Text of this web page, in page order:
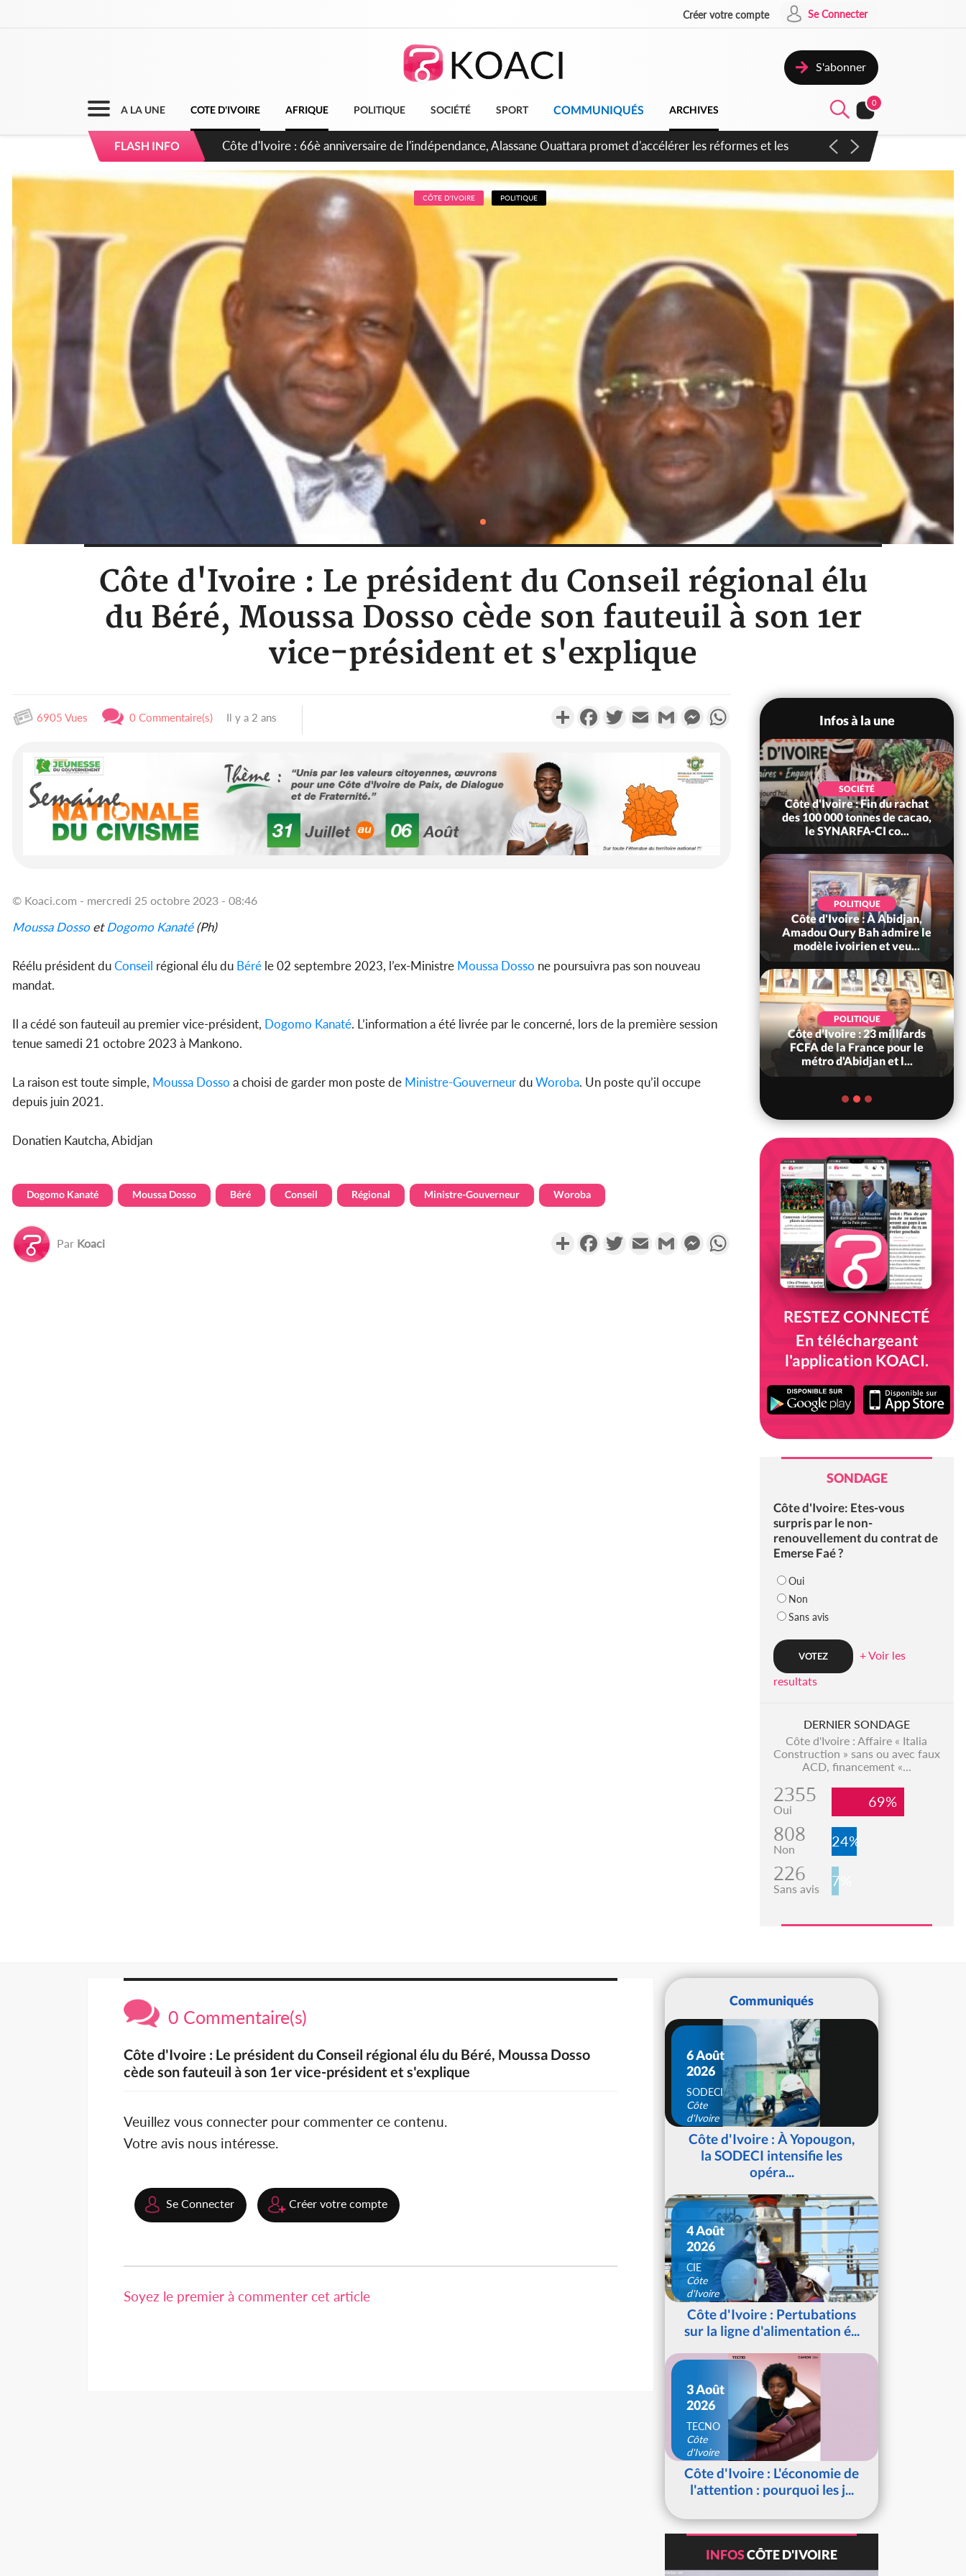
Créer votre compte Se Connecter
S'abonner
A LA UNE COTE D'IVOIRE AFRIQUE POLITIQUE SOCIÉTÉ SPORT COMMUNIQUÉS ARCHIVES
0
FLASH INFO
Côte d'Ivoire : À Abidjan, Amadou Oury Bah admire le modèle ivoirien et veut s'en inspirer pour accélérer le
développement de la Guinée
CÔTE D'IVOIRE POLITIQUE
Côte d'Ivoire : Le président du Conseil régional élu
du Béré, Moussa Dosso cède son fauteuil à son 1er
vice-président et s'explique
6905 Vues 0 Commentaire(s) Il y a 2 ans PartagerFacebookTwitterEmail Gmail MessengerWhatsApp
© Koaci.com - mercredi 25 octobre 2023 - 08:46
Moussa DossoetDogomo Kanaté(Ph)
Réélu président duConseil régional élu du Béré le 02 septembre 2023, l’ex-Ministre Moussa Dosso ne poursuivra pas son nouveau
mandat.
Il a cédé son fauteuil au premier vice-président, Dogomo Kanaté. L’information a été livrée par le concerné, lors de la première session
tenue samedi 21 octobre 2023 à Mankono.
La raison est toute simple, Moussa Dosso a choisi de garder mon poste de Ministre-GouverneurduWoroba. Un poste qu’il occupe
depuis juin 2021.
Donatien Kautcha, Abidjan
Dogomo Kanaté Moussa Dosso Béré Conseil Régional Ministre-Gouverneur Woroba
Par Koaci PartagerFacebookTwitterEmail Gmail MessengerWhatsApp
Infos à la une
POLITIQUE
Côte d'Ivoire : Fête nationale,
Alassane Ouattara accorde
la grâce à 4 661...
POLITIQUE
Côte d'Ivoire : Décrispation ?
SOCIÉTÉ
Côte d'Ivoire : Fin du rachat
des 100 000 tonnes de cacao,
le SYNARFA-CI co...
POLITIQUE
Côte d'Ivoire : À Abidjan,
Amadou Oury Bah admire le
modèle ivoirien et veu...
POLITIQUE
Côte d'Ivoire : 23 milliards
FCFA de la France pour le
métro d'Abidjan et l...
RESTEZ CONNECTÉ
En téléchargeant
l'application KOACI.
SONDAGE
Côte d'Ivoire: Etes-vous
surpris par le non-
renouvellement du contrat de
Emerse Faé ?
Oui
Non
Sans avis
+ Voir les
resultats
DERNIER SONDAGE
Côte d'Ivoire : Affaire « Italia
Construction » sans ou avec faux
ACD, financement «...
2355
Oui 69%
808
Non 24%
226
Sans avis 7%
0 Commentaire(s)
Côte d'Ivoire : Le président du Conseil régional élu du Béré, Moussa Dosso
cède son fauteuil à son 1er vice-président et s'explique
Veuillez vous connecter pour commenter ce contenu.
Votre avis nous intéresse.
Se Connecter Créer votre compte
Soyez le premier à commenter cet article
Communiqués
6 Août
2026
SODECI
Côte
d'Ivoire
Côte d'Ivoire : À Yopougon,
la SODECI intensifie les
opéra...
4 Août
2026
CIE
Côte
d'Ivoire
Côte d'Ivoire : Pertubations
sur la ligne d'alimentation é...
3 Août
2026
TECNO
Côte
d'Ivoire
Côte d'Ivoire : L'économie de
l'attention : pourquoi les j...
INFOSCÔTE D'IVOIRE